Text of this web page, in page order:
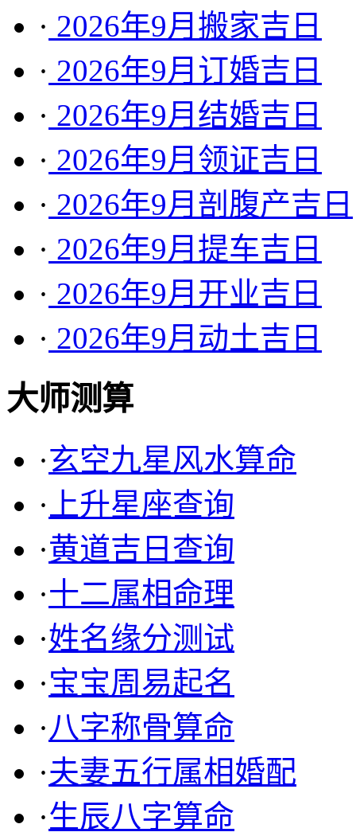
· 2026年9月搬家吉日
· 2026年9月订婚吉日
· 2026年9月结婚吉日
· 2026年9月领证吉日
· 2026年9月剖腹产吉日
· 2026年9月提车吉日
· 2026年9月开业吉日
· 2026年9月动土吉日
大师测算
·玄空九星风水算命
· 上升星座查询
·黄道吉日查询
·十二属相命理
·姓名缘分测试
·宝宝周易起名
·八字称骨算命
·夫妻五行属相婚配
·生辰八字算命